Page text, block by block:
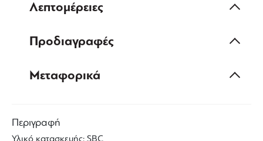
Λεπτομέρειες
Προδιαγραφές
Μεταφορικά
Περιγραφή
Υλικό κατασκευής: SBC